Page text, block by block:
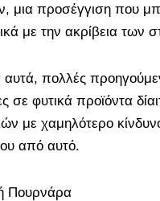
μια προσέγγιση που
με την ακρίβεια των
πολλές
σε φυτικά προϊόντα
με χαμηλότερο
από αυτό.
Πουρνάρα